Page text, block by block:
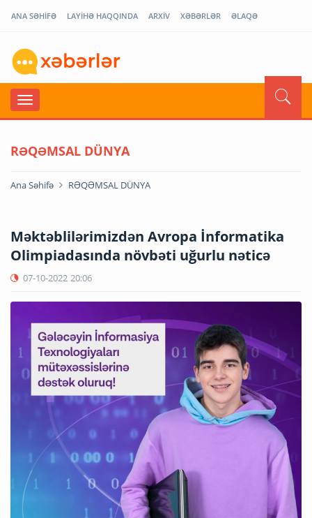
ANA SƏHİFƏ LAYİHƏ HAQQINDA ARXİV XƏBƏRLƏR ƏLAQƏ
RƏQƏMSAL DÜNYA
Ana Səhifə RƏQƏMSAL DÜNYA
Məktəblilərimizdən Avropa İnformatika
Olimpiadasında növbəti uğurlu nəticə
07-10-2022 20:06